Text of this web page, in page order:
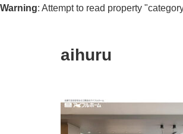
Warning: Attempt to read property
aihuru